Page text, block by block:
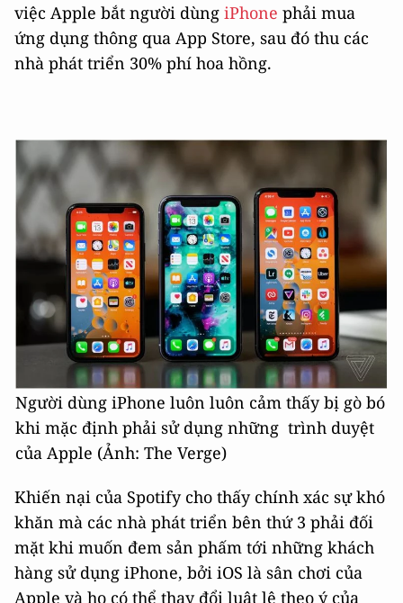
việc Apple bắt người dùng iPhone phải mua
ứng dụng thông qua App Store, sau đó thu các
nhà phát triển 30% phí hoa hồng.
Người dùng iPhone luôn luôn cảm thấy bị gò bó
khi mặc định phải sử dụng những trình duyệt
của Apple (Ảnh: The Verge)
Khiến nại của Spotify cho thấy chính xác sự khó
khăn mà các nhà phát triển bên thứ 3 phải đối
mặt khi muốn đem sản phấm tới những khách
hàng sử dụng iPhone, bởi iOS là sân chơi của
Apple và họ có thể thay đổi luật lệ theo ý của